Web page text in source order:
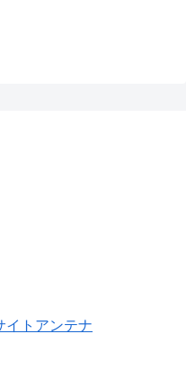
イトアンテナ